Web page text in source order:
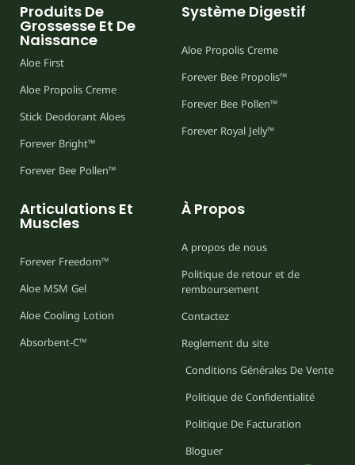
Produits De
Grossesse Et De
Naissance
Aloe First
Aloe Propolis Creme
Stick Deodorant Aloes
Forever Bright™
Forever Bee Pollen™
Système Digestif
Aloe Propolis Creme
Forever Bee Propolis™
Forever Bee Pollen™
Forever Royal Jelly™
Articulations Et
Muscles
Forever Freedom™
Aloe MSM Gel
Aloe Cooling Lotion
Absorbent-C™
À Propos
A propos de nous
Politique de retour et de
remboursement
Contactez
Reglement du site
Conditions Générales De Vente
Politique de Confidentialité
Politique De Facturation
Bloguer